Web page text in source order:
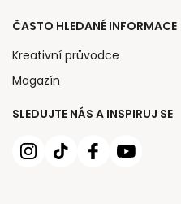
SLEDUJTE NÁS A INSPIRUJ SE
ČASTO HLEDANÉ INFORMACE
Kreativní průvodce
Magazín